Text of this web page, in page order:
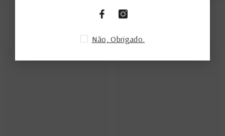
PRODUTOS RELACIONADOS
Não, Obrigado.